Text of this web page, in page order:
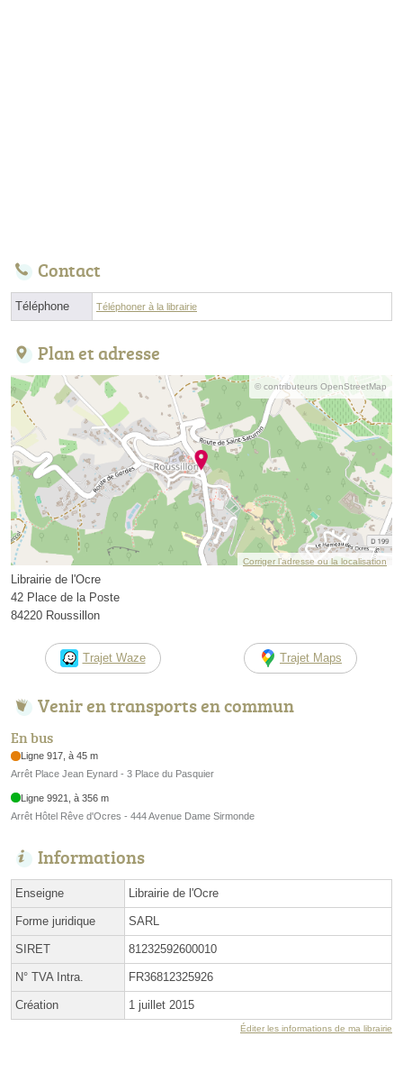
Contact
Téléphone Téléphoner à la librairie
Plan et adresse
© contributeurs OpenStreetMap
Corriger l’adresse ou la localisation
Librairie de l'Ocre
42 Place de la Poste
84220 Roussillon
Trajet Waze Trajet Maps
Venir en transports en commun
En bus
Ligne 917, à 45 m
Arrêt Place Jean Eynard - 3 Place du Pasquier
Ligne 9921, à 356 m
Arrêt Hôtel Rêve d'Ocres - 444 Avenue Dame Sirmonde
Informations
Enseigne Librairie de l'Ocre
Forme juridique SARL
SIRET 81232592600010
N° TVA Intra. FR36812325926
Création 1 juillet 2015
Éditer les informations de ma librairie